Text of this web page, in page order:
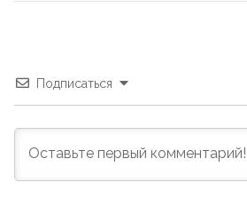
Подписаться